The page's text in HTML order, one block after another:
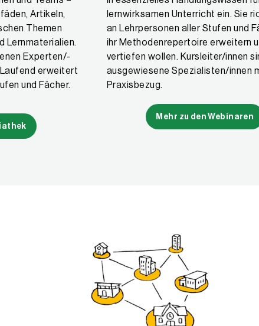
Artikeln,
Themen
Lernmaterialien.
Experten/-
erweitert
und Fächer.
lernwirksamen Unterricht ein. Sie
an Lehrpersonen aller Stufen und
ihr Methodenrepertoire erweitern
vertiefen wollen. Kursleiter/innen
ausgewiesene Spezialisten/innen
Praxisbezug.
Mehr zu den Webinaren